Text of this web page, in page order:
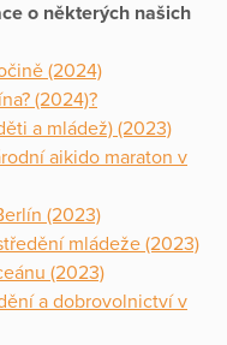
o některých našich
(2024)
(2024)?
a mládež) (2023)
aikido maraton v
(2023)
mládeže (2023)
(2023)
a dobrovolnictví v